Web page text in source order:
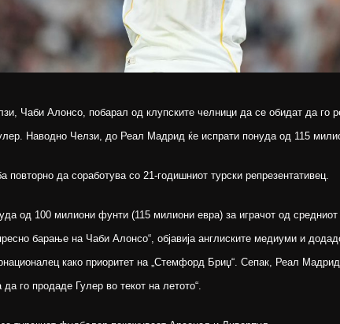
Чаби Алонсо, побарал од клупските челници да се обидат да го
Наводно Челзи, до Реал Мадрид ќе испрати понуда од 115
да соработува со 21-годишниот турски репрезентативец.
од 100 милиони фунти (115 милиони евра) за играчот од
барање на Чаби Алонсо“, објавија англиските медиуми и
како приоритет на „Стемфорд Бриџ“. Сепак, Реал
го продаде Гулер во текот на летото“.